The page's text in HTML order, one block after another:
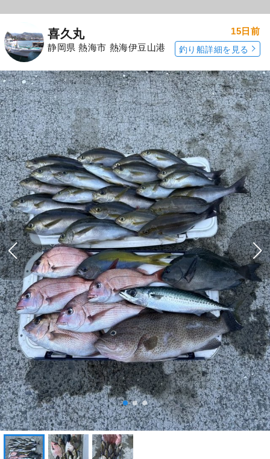
喜久丸
静岡県 熱海市 熱海伊豆山港
15日前
釣り船詳細を見る